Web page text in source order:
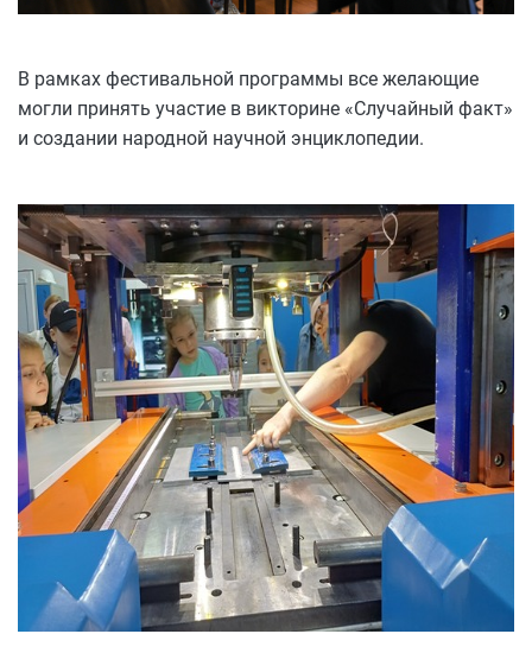
В рамках фестивальной программы все желающие
могли принять участие в викторине «Случайный факт»
и создании народной научной энциклопедии.